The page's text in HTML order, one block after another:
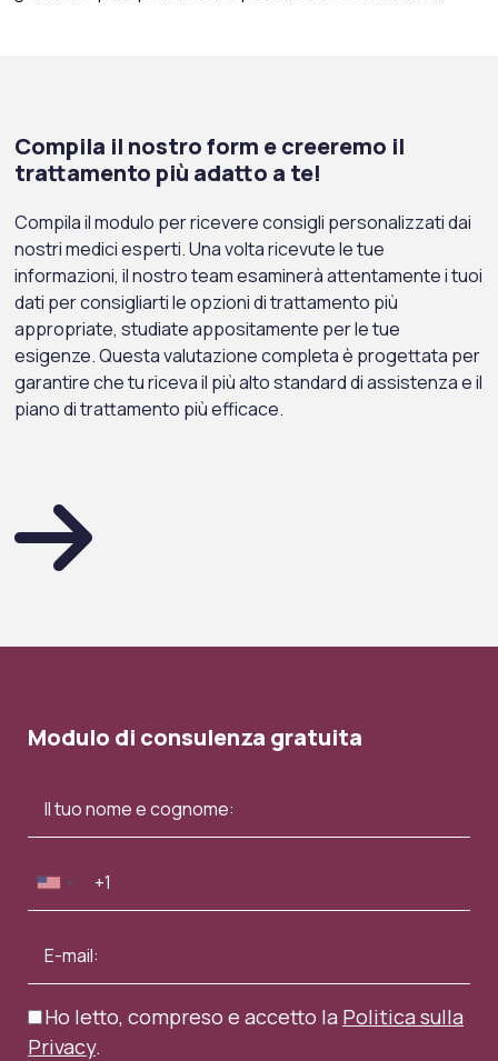
Compila il nostro form e creeremo il
trattamento più adatto a te!
Compila il modulo per ricevere consigli personalizzati dai
nostri medici esperti. Una volta ricevute le tue
informazioni, il nostro team esaminerà attentamente i tuoi
dati per consigliarti le opzioni di trattamento più
appropriate, studiate appositamente per le tue
esigenze. Questa valutazione completa è progettata per
garantire che tu riceva il più alto standard di assistenza e il
piano di trattamento più efficace.
Modulo di consulenza gratuita
Ho letto, compreso e accetto la Politica sulla
Privacy.